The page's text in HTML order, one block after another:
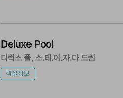
Deluxe Pool
디럭스 풀 스.테.이.자.다 드림
객실정보